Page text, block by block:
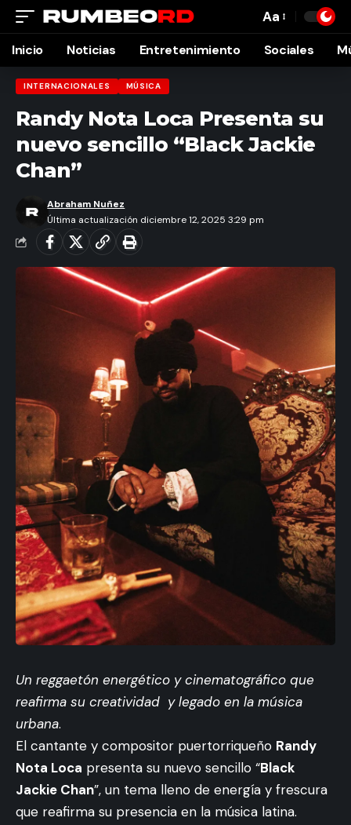
Font
Resizer
Aa
Inicio Noticias Entretenimiento Sociales
INTERNACIONALES MÚSICA
Randy Nota Loca Presenta su
nuevo sencillo “Black Jackie
Chan”
Última actualización diciembre 12, 2025 3:29 pm
Abraham Nuñez
Un reggaetón energético y cinematográfico que
reafirma su creatividad y legado en la música
urbana.
El cantante y compositor puertorriqueño Randy
Nota Loca presenta su nuevo sencillo “Black
Jackie Chan”, un tema lleno de energía y frescura
que reafirma su presencia en la música latina.